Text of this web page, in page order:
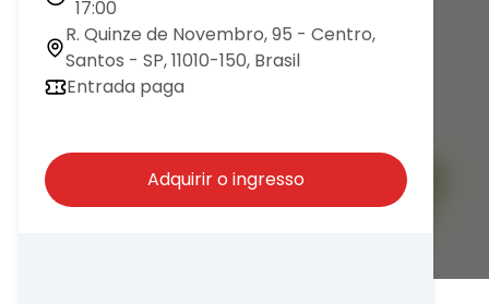
17:00
R. Quinze de Novembro, 95 - Centro,
Santos - SP, 11010-150, Brasil
Entrada paga
Adquirir o ingresso